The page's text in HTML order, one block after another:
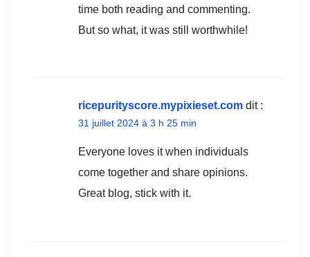
time both reading and commenting.
But so what, it was still worthwhile!
ricepurityscore.mypixieset.com dit :
31 juillet 2024 à 3 h 25 min
Everyone loves it when individuals
come together and share opinions.
Great blog, stick with it.